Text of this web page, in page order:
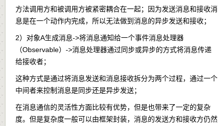
方法调用方和被调用方被紧密耦合在一起；因为发送消息和接收消
息是在一个动作内完成，所以无法做到消息的异步发送和接收；
2）对象A生成消息->将消息通知给一个事件消息处理器
（Observable）->消息处理器通过同步或异步的方式将消息传递
给接收者；
这种方式是通过将消息发送和消息接收拆分为两个过程，通过一个
中间者来控制消息是同步还是异步发送；
在消息通信的灵活性方面比较有优势，但是也带来了一定的复杂
度。但是复杂度一般可以由框架封装，消息的发送方和接收方仍然